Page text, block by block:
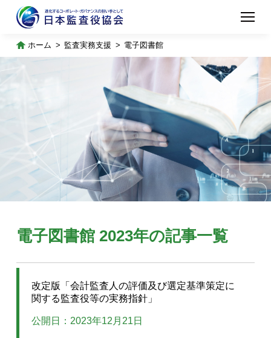
ホーム 監査実務支援 電子図書館
電子図書館 2023年の記事一覧
改定版「会計監査人の評価及び選定基準策定に
関する監査役等の実務指針」
公開日：2023年12月21日